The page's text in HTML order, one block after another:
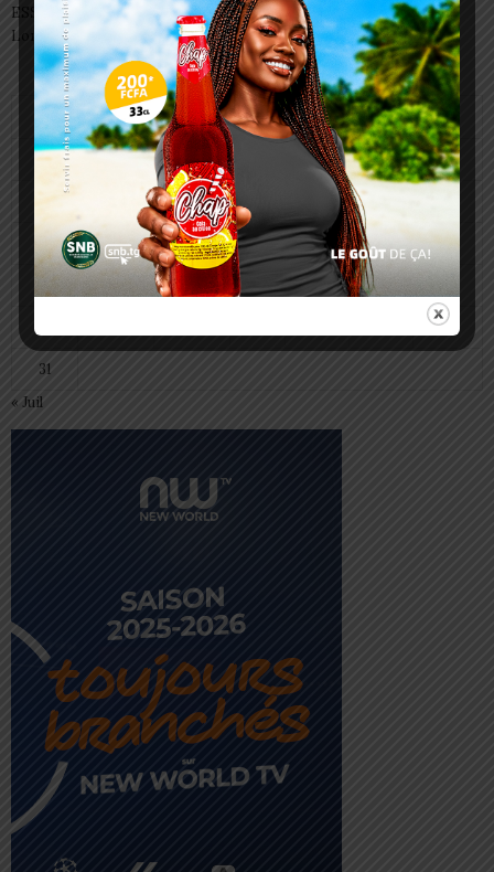
ESSAL 2026 : les admissibles convoqués pour la visite médicale à
Lomé
août 2026
M M J V S D
1 2
5
10 11 12 13 14 15 16
17 18 19 21 22 23
30
31
« Juil